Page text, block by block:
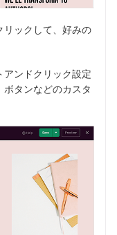
リックして、好みの
アンドクリック設定
タンなどのカスタ